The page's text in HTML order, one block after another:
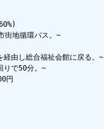
街地循環バス。~
由し総合福祉会館に戻る。~
りで50分。~
円